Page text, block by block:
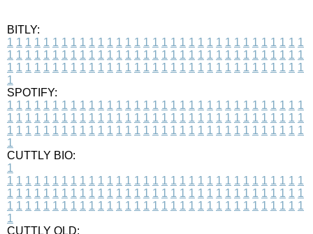
BITLY:
1 1 1 1 1 1 1 1 1 1 1 1 1 1 1 1 1 1 1 1 1 1 1 1 1 1 1 1 1 1 1 1 1
1 1 1 1 1 1 1 1 1 1 1 1 1 1 1 1 1 1 1 1 1 1 1 1 1 1 1 1 1 1 1 1 1
1 1 1 1 1 1 1 1 1 1 1 1 1 1 1 1 1 1 1 1 1 1 1 1 1 1 1 1 1 1 1 1 1
1
SPOTIFY:
1 1 1 1 1 1 1 1 1 1 1 1 1 1 1 1 1 1 1 1 1 1 1 1 1 1 1 1 1 1 1 1 1
1 1 1 1 1 1 1 1 1 1 1 1 1 1 1 1 1 1 1 1 1 1 1 1 1 1 1 1 1 1 1 1 1
1 1 1 1 1 1 1 1 1 1 1 1 1 1 1 1 1 1 1 1 1 1 1 1 1 1 1 1 1 1 1 1 1
1
CUTTLY BIO:
1
1 1 1 1 1 1 1 1 1 1 1 1 1 1 1 1 1 1 1 1 1 1 1 1 1 1 1 1 1 1 1 1 1
1 1 1 1 1 1 1 1 1 1 1 1 1 1 1 1 1 1 1 1 1 1 1 1 1 1 1 1 1 1 1 1 1
1 1 1 1 1 1 1 1 1 1 1 1 1 1 1 1 1 1 1 1 1 1 1 1 1 1 1 1 1 1 1 1 1
1
CUTTLY OLD: